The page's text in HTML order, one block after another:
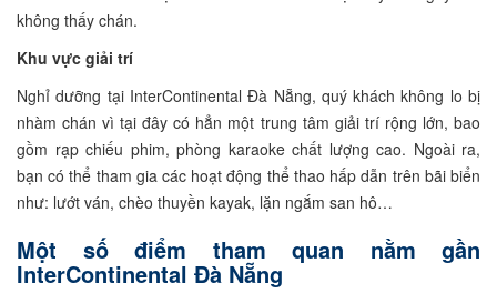
không thấy chán.
Khu vực giải trí
Nghỉ dưỡng tại InterContinental Đà Nẵng, quý khách không lo bị
nhàm chán vì tại đây có hẳn một trung tâm giải trí rộng lớn, bao
gồm rạp chiếu phim, phòng karaoke chất lượng cao. Ngoài ra,
bạn có thể tham gia các hoạt động thể thao hấp dẫn trên bãi biển
như: lướt ván, chèo thuyền kayak, lặn ngắm san hô…
Một số điểm tham quan nằm gần
InterContinental Đà Nẵng